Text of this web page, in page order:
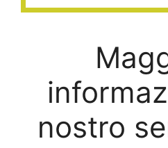
nostro